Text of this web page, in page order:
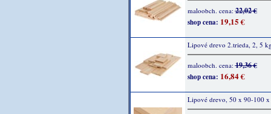
maloobch. cena:22,02 €
shop cena: 19,15 €
Lipové drevo 2.trieda, 2, 5
maloobch. cena:19,36 €
shop cena: 16,84 €
Lipové drevo, 50 x 90-100